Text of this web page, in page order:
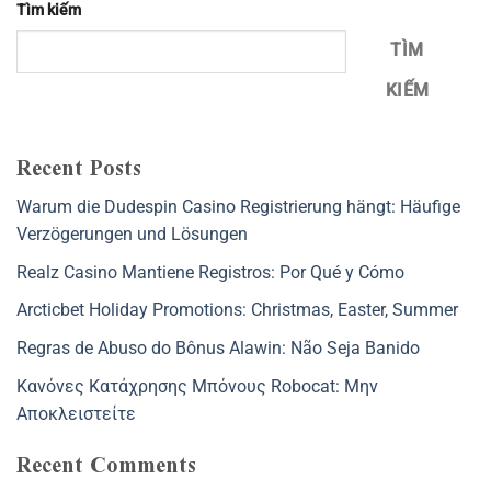
Tìm kiếm
TÌM
KIẾM
Recent Posts
Warum die Dudespin Casino Registrierung hängt: Häufige
Verzögerungen und Lösungen
Realz Casino Mantiene Registros: Por Qué y Cómo
Arcticbet Holiday Promotions: Christmas, Easter, Summer
Regras de Abuso do Bônus Alawin: Não Seja Banido
Κανόνες Κατάχρησης Μπόνους Robocat: Μην
Αποκλειστείτε
Recent Comments